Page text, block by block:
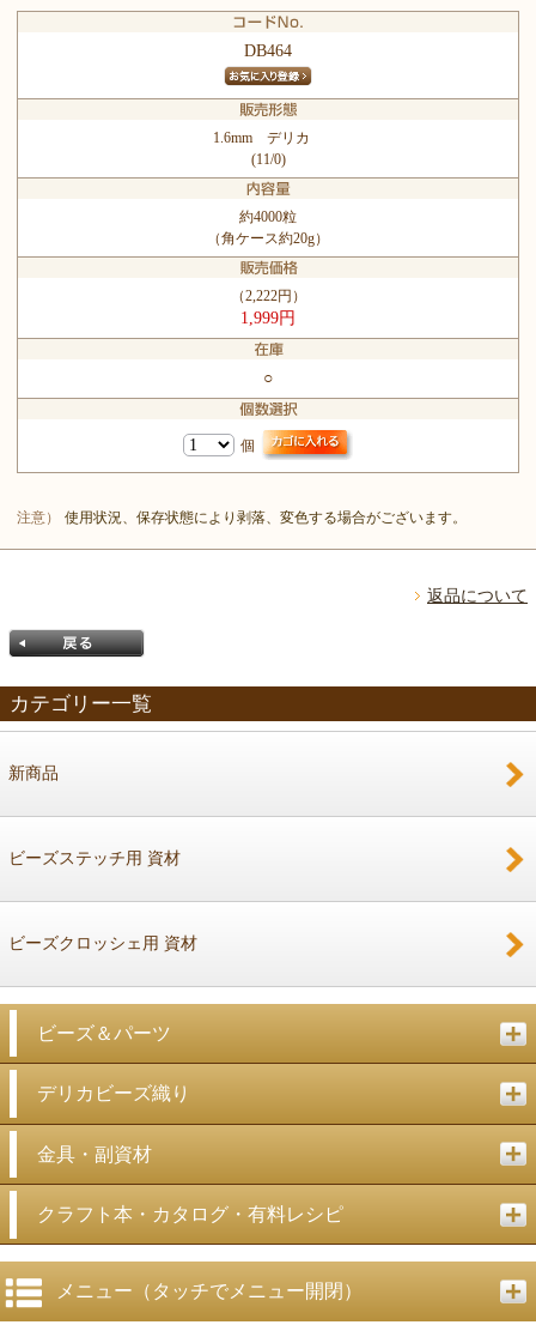
DB464
1.6mm デリカ
(11/0)
約4000粒
（角ケース約20g）
（2,222円）
1,999円
○
個
注意） 使用状況、保存状態により剥落、変色する場合がございます。
返品について
カテゴリー一覧
新商品
ビーズステッチ用 資材
ビーズクロッシェ用 資材
ビーズ＆パーツ
デリカビーズ織り
金具・副資材
クラフト本・カタログ・有料レシピ
メニュー（タッチでメニュー開閉）